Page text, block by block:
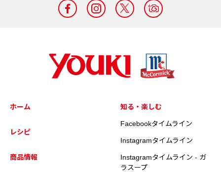
ホーム
レシピ
商品情報
知る・楽しむ
Facebookタイムライン
Instagramタイムライン
Instagramタイムライン - ガ
ラスープ